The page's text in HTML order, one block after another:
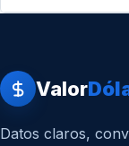
Valor
Datos claros,